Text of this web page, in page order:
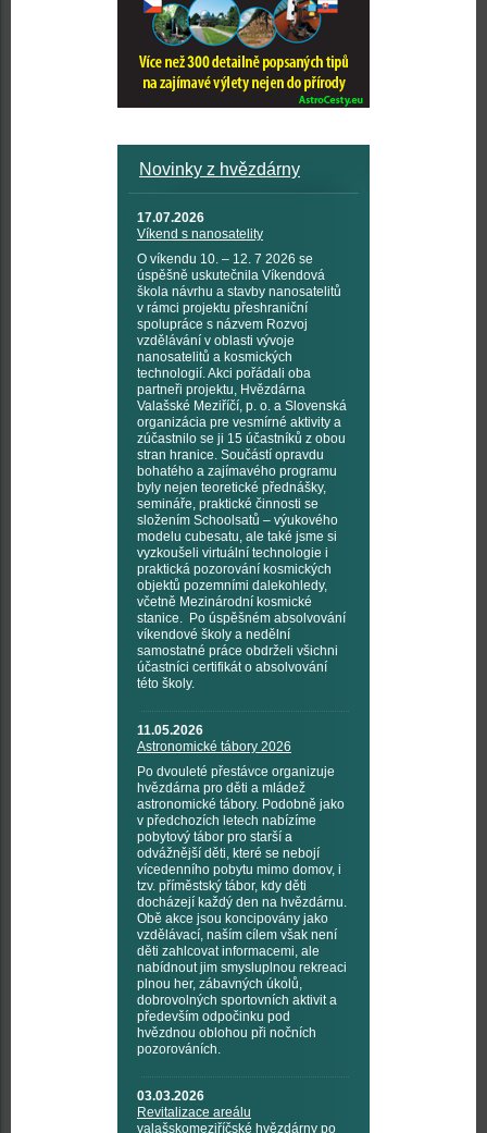
Novinky z hvězdárny
17.07.2026
Víkend s nanosatelity
O víkendu 10. – 12. 7 2026 se
úspěšně uskutečnila Víkendová
škola návrhu a stavby nanosatelitů
v rámci projektu přeshraniční
spolupráce s názvem Rozvoj
vzdělávání v oblasti vývoje
nanosatelitů a kosmických
technologií. Akci pořádali oba
partneři projektu, Hvězdárna
Valašské Meziříčí, p. o. a Slovenská
organizácia pre vesmírné aktivity a
zúčastnilo se ji 15 účastníků z obou
stran hranice. Součástí opravdu
bohatého a zajímavého programu
byly nejen teoretické přednášky,
semináře, praktické činnosti se
složením Schoolsatů – výukového
modelu cubesatu, ale také jsme si
vyzkoušeli virtuální technologie i
praktická pozorování kosmických
objektů pozemními dalekohledy,
včetně Mezinárodní kosmické
stanice. Po úspěšném absolvování
víkendové školy a nedělní
samostatné práce obdrželi všichni
účastníci certifikát o absolvování
této školy.
11.05.2026
Astronomické tábory 2026
Po dvouleté přestávce organizuje
hvězdárna pro děti a mládež
astronomické tábory. Podobně jako
v předchozích letech nabízíme
pobytový tábor pro starší a
odvážnější děti, které se nebojí
vícedenního pobytu mimo domov, i
tzv. příměstský tábor, kdy děti
docházejí každý den na hvězdárnu.
Obě akce jsou koncipovány jako
vzdělávací, naším cílem však není
děti zahlcovat informacemi, ale
nabídnout jim smysluplnou rekreaci
plnou her, zábavných úkolů,
dobrovolných sportovních aktivit a
především odpočinku pod
hvězdnou oblohou při nočních
pozorováních.
03.03.2026
Revitalizace areálu
valašskomeziříčské hvězdárny po